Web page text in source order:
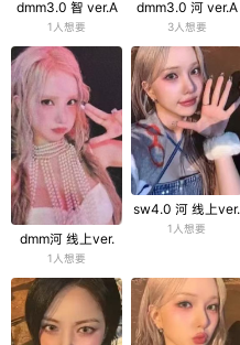
dmm3.0 智 ver.A
1人想要
dmm3.0 河 ver.A
3人想要
dmm河 线上ver.
1人想要
sw4.0 河 线上ver.
1人想要